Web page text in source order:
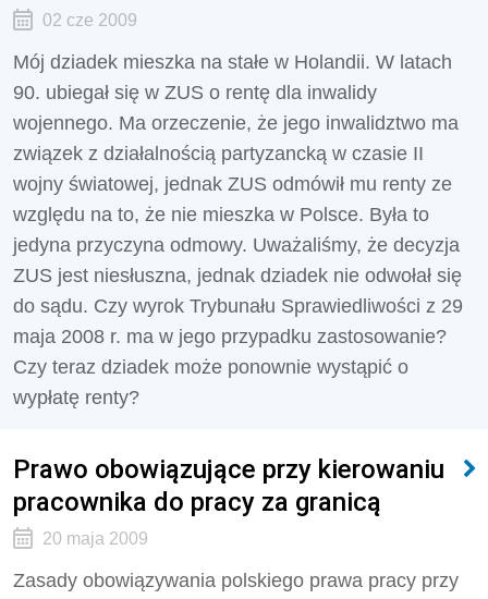
02 cze 2009
Mój dziadek mieszka na stałe w Holandii. W latach
90. ubiegał się w ZUS o rentę dla inwalidy
wojennego. Ma orzeczenie, że jego inwalidztwo ma
związek z działalnością partyzancką w czasie II
wojny światowej, jednak ZUS odmówił mu renty ze
względu na to, że nie mieszka w Polsce. Była to
jedyna przyczyna odmowy. Uważaliśmy, że decyzja
ZUS jest niesłuszna, jednak dziadek nie odwołał się
do sądu. Czy wyrok Trybunału Sprawiedliwości z 29
maja 2008 r. ma w jego przypadku zastosowanie?
Czy teraz dziadek może ponownie wystąpić o
wypłatę renty?
Prawo obowiązujące przy kierowaniu
pracownika do pracy za granicą
20 maja 2009
Zasady obowiązywania polskiego prawa pracy przy